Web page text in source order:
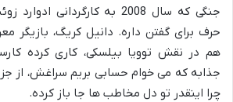
جنگی که سال 2008 به کارگردانی
حرف برای گفتن داره. دانیل کریگ، بازیگر
هم در نقش توویا بیلسکی، کاری کرده
جذابه که می خوام حسابی بریم سراغش، از
چرا اینقدر تو دل مخاطب ها جا باز کرده.